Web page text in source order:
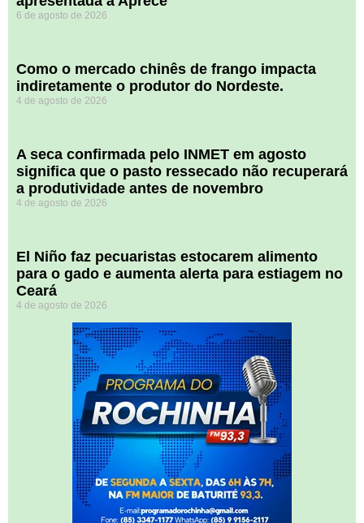
6 de agosto de 2026
​Como o mercado chinês de frango impacta
indiretamente o produtor do Nordeste.
4 de agosto de 2026
A seca confirmada pelo INMET em agosto
significa que o pasto ressecado não recuperará
a produtividade antes de novembro
4 de agosto de 2026
El Niño faz pecuaristas estocarem alimento
para o gado e aumenta alerta para estiagem no
Ceará
4 de agosto de 2026